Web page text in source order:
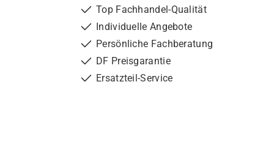
Top Fachhandel-Qualität
Individuelle Angebote
Persönliche Fachberatung
DF Preisgarantie
Ersatzteil-Service